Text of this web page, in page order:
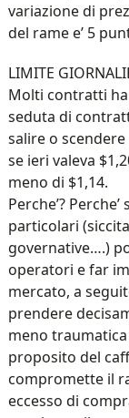
variazione di
del rame e’ 5
LIMITE
Molti contratti
seduta di
salire o
se ieri valeva
meno di $1,14.
Perche’?
particolari
governative….)
operatori e far
mercato, a
prendere
meno traumatica
proposito del
compromette il
eccesso di